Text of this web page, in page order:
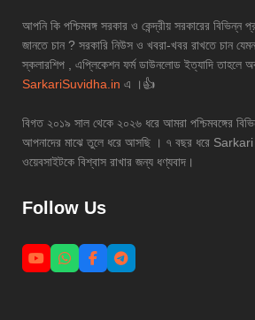
আপনি কি পশ্চিমবঙ্গ সরকার ও কেন্দ্রীয় সরকারের বিভিন্ন
জানতে চান ? সরকারি নিউস ও খবরা-খবর রাখতে চান
স্কলারশিপ , এপ্লিকেশন ফর্ম ডাউনলোড ইত্যাদি তাহলে
SarkariSuvidha.in এ ।👍
বিগত ২০১৯ সাল থেকে ২০২৬ ধরে আমরা পশ্চিমবঙ্গের
আপনাদের মাঝে তুলে ধরে আসছি । ৭ বছর ধরে
ওয়েবসাইটকে বিশ্বাস রাখার জন্য ধণ্যবাদ।
Follow Us